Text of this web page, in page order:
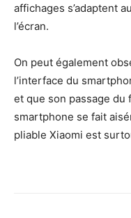
affichages s’adaptent
l’écran.
On peut également
l’interface du
et que son passage du
smartphone se fait
pliable Xiaomi est